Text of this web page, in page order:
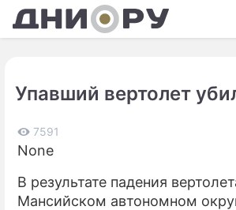
Упавший вертолет
7591
None
В результате падения
Мансийском автономном